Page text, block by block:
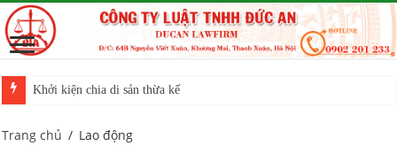
Khởi kiện chia di sản thừa kế
Trang chủ / Lao động